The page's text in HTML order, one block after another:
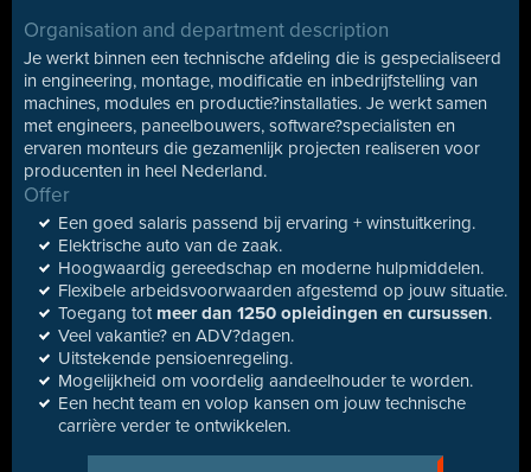
Organisation and department description
Je werkt binnen een technische afdeling die is gespecialiseerd
in engineering, montage, modificatie en inbedrijfstelling van
machines, modules en productie?installaties. Je werkt samen
met engineers, paneelbouwers, software?specialisten en
ervaren monteurs die gezamenlijk projecten realiseren voor
producenten in heel Nederland.
Offer
Een goed salaris passend bij ervaring + winstuitkering.
Elektrische auto van de zaak.
Hoogwaardig gereedschap en moderne hulpmiddelen.
Flexibele arbeidsvoorwaarden afgestemd op jouw situatie.
Toegang tot meer dan 1250 opleidingen en cursussen.
Veel vakantie? en ADV?dagen.
Uitstekende pensioenregeling.
Mogelijkheid om voordelig aandeelhouder te worden.
Een hecht team en volop kansen om jouw technische
carrière verder te ontwikkelen.